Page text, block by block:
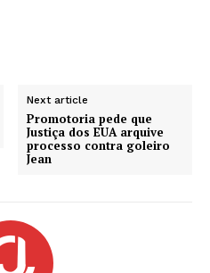
Next article
Promotoria pede que
Justiça dos EUA arquive
processo contra goleiro
Jean